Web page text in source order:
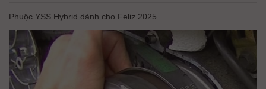
Phuộc YSS Hybrid dành cho Feliz 2025